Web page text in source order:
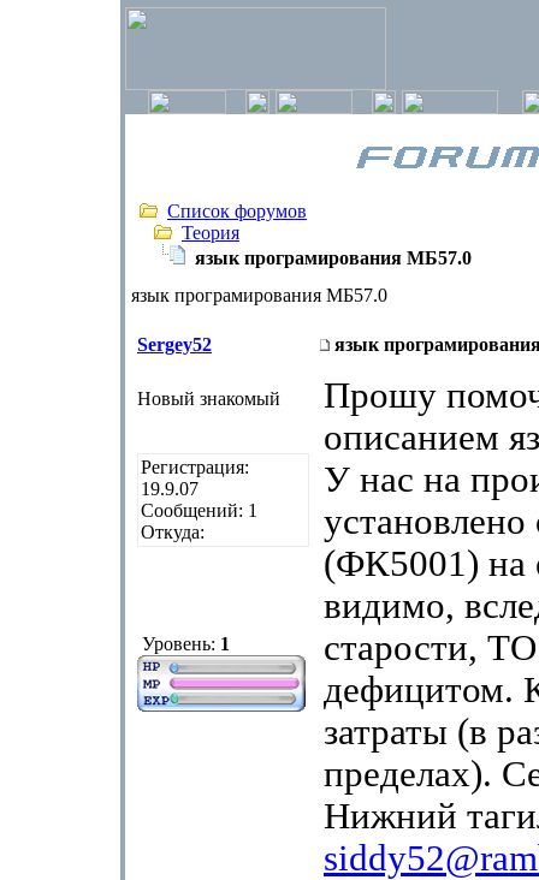
Список форумов
Теория
язык програмирования МБ57.0
язык програмирования МБ57.0
Sergey52 язык
Новый знакомый
Регистрация:
19.9.07
Сообщений: 1
Откуда:
Уровень: 1
Прошу
описанием
У нас на
(ФК5001) на
видимо,
старости,
дефицитом.
затраты (в
пределах).
Нижний